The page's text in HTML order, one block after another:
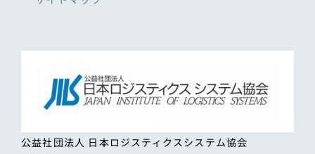
公益社団法人 日本ロジスティクスシステム協会